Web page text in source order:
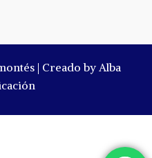
| Creado by Alba